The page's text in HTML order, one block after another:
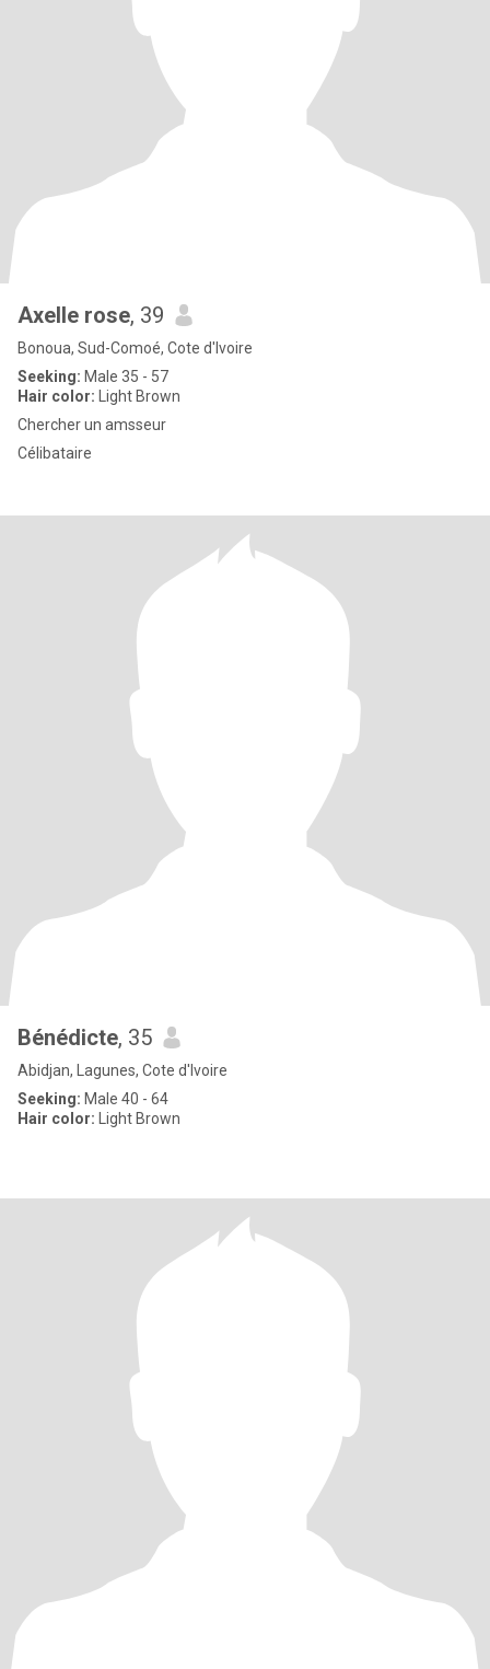
Axelle rose, 39
Bonoua, Sud-Comoé, Cote d'Ivoire
Seeking: Male 35 - 57
Hair color: Light Brown
Chercher un amsseur
Célibataire
Bénédicte, 35
Abidjan, Lagunes, Cote d'Ivoire
Seeking: Male 40 - 64
Hair color: Light Brown